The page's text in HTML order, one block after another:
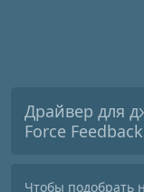
Драйвер для
Force
Чтобы подобрать